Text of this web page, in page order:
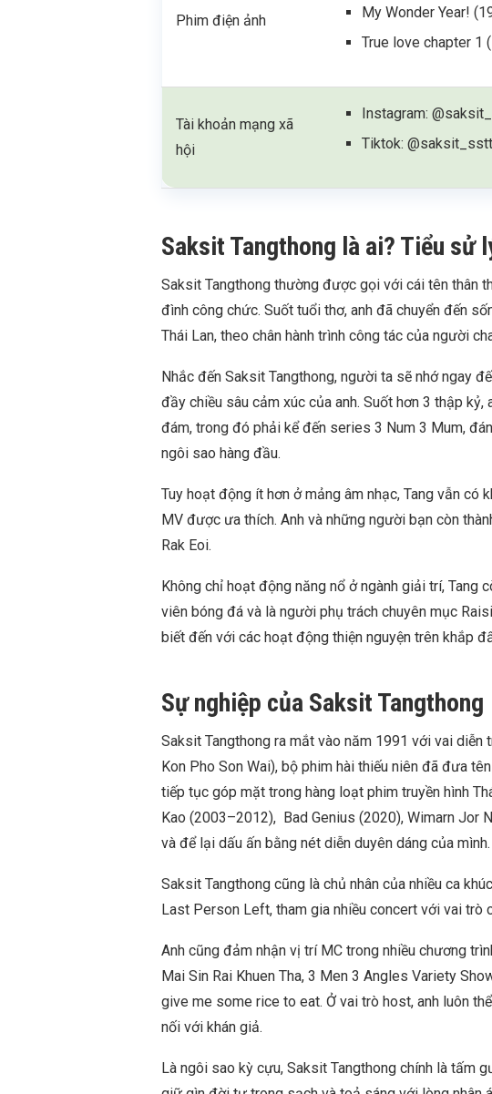
Phim điện ảnh
My Wonder Year!
True love chapter 1
Tài khoản mạng xã
hội
Instagram:
Tiktok:
Saksit Tangthong là ai? Tiểu
Saksit Tangthong thường được gọi với cái tên thân
đình công chức. Suốt tuổi thơ, anh đã chuyển đến
Thái Lan, theo chân hành trình công tác của người
Nhắc đến Saksit Tangthong, người ta sẽ nhớ ngay
đầy chiều sâu cảm xúc của anh. Suốt hơn 3 thập
đám, trong đó phải kể đến series 3 Num 3 Mum,
ngôi sao hàng đầu.
Tuy hoạt động ít hơn ở mảng âm nhạc, Tang vẫn có
MV được ưa thích. Anh và những người bạn còn
Rak Eoi.
Không chỉ hoạt động năng nổ ở ngành giải trí, Tang
viên bóng đá và là người phụ trách chuyên mục
biết đến với các hoạt động thiện nguyện trên khắp
Sự nghiệp của Saksit Tangthong
Saksit Tangthong ra mắt vào năm 1991 với vai diễn
Kon Pho Son Wai), bộ phim hài thiếu niên đã đưa
tiếp tục góp mặt trong hàng loạt phim truyền hình
Kao (2003–2012), Bad Genius (2020), Wimarn Jor
và để lại dấu ấn bằng nét diễn duyên dáng của mình.
Saksit Tangthong cũng là chủ nhân của nhiều ca
Last Person Left, tham gia nhiều concert với vai trò
Anh cũng đảm nhận vị trí MC trong nhiều chương
Mai Sin Rai Khuen Tha, 3 Men 3 Angles Variety
give me some rice to eat. Ở vai trò host, anh luôn
nối với khán giả.
Là ngôi sao kỳ cựu, Saksit Tangthong chính là tấm